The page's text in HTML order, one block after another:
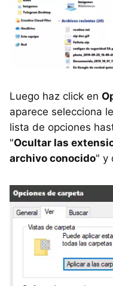
Luego haz click en
aparece selecciona
lista de opciones
"Ocultar las
archivo conocido" y